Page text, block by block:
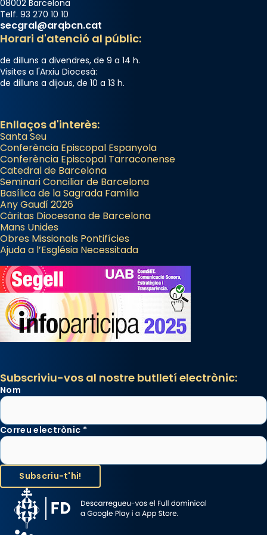
08002 Barcelona
Telf. 93 270 10 10
secgral@arqbcn.cat
Horari d'atenció al públic:
de dilluns a divendres, de 9 a 14 h.
Visites a l'Arxiu Diocesà:
de dilluns a dijous, de 10 a 13 h.
Enllaços d'interès:
Santa Seu
Conferència Episcopal Espanyola
Conferència Episcopal Tarraconense
Catedral de Barcelona
Seminari Conciliar de Barcelona
Basílica de la Sagrada Família
Any Gaudí 2026
Càritas Diocesana de Barcelona
Mans Unides
Obres Missionals Pontifícies
Ajuda a l’Església Necessitada
Subscriviu-vos al nostre butlletí electrònic:
Nom
Correu electrònic *